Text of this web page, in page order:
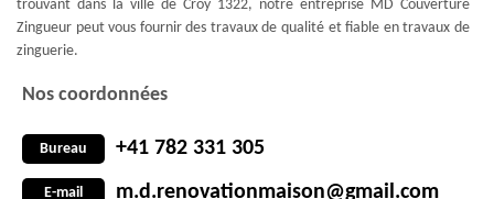
trouvant dans la ville de Croy 1322, notre entreprise MD Couverture
Zingueur peut vous fournir des travaux de qualité et fiable en travaux de
zinguerie.
Nos coordonnées
Bureau +41 782 331 305
E-mail m.d.renovationmaison@gmail.com